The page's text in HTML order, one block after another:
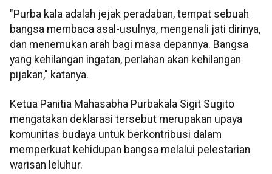
"Purba kala adalah jejak peradaban, tempat sebuah
bangsa membaca asal-usulnya, mengenali jati dirinya,
dan menemukan arah bagi masa depannya. Bangsa
yang kehilangan ingatan, perlahan akan kehilangan
pijakan," katanya.
Ketua Panitia Mahasabha Purbakala Sigit Sugito
mengatakan deklarasi tersebut merupakan upaya
komunitas budaya untuk berkontribusi dalam
memperkuat kehidupan bangsa melalui pelestarian
warisan leluhur.